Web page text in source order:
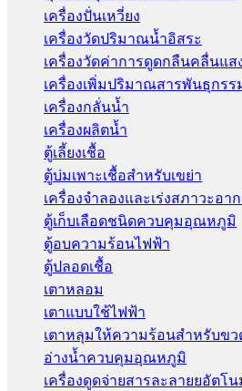
เครื่องปั่นเหวี่ยง
เครื่องวัดปริมาณน้ำอิสระ
เครื่องวัดค่าการดูดกลืนคลื่นแส
เครื่องเพิ่มปริมาณสารพันธุกรร
เครื่องกลั่นน้ำ
เครื่องผลิตน้ำ
ตู้เลี้ยงเชื้อ
ตู้บ่มเพาะเชื้อสำหรับเขย่า
เครื่องจำลองและเร่งสภาวะอา
ตู้เก็บเลือดชนิดควบคุมอุณหภูมิ
ตู้อบความร้อนไฟฟ้า
ตู้ปลอดเชื้อ
เตาหลอม
เตาแบบใช้ไฟฟ้า
เตาหลุมให้ความร้อนสำหรับข
อ่างน้ำควบคุมอุณหภูมิ
เครื่องดูดจ่ายสารละลายยอัตโ